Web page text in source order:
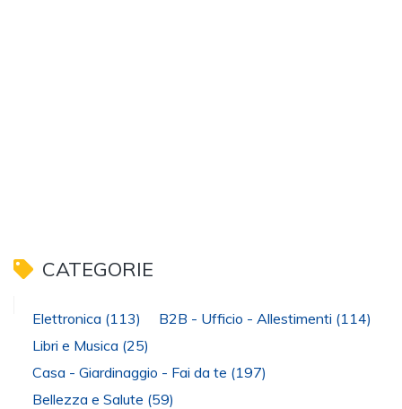
CATEGORIE
Elettronica (113) B2B - Ufficio - Allestimenti (114)
Libri e Musica (25)
Casa - Giardinaggio - Fai da te (197)
Bellezza e Salute (59)